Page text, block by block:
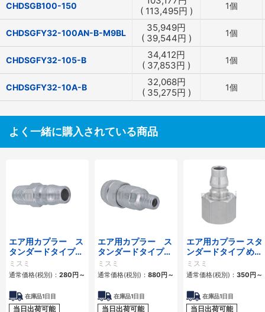
CHDSGB100-150
( 113,495円 ) 1個
CHDSGFY32-100AN-B-M9BL 35,949円
( 39,544円 ) 1個
CHDSGFY32-105-B 34,412円
( 37,853円 ) 1個
CHDSGFY32-10A-B 32,068円
( 35,275円 ) 1個
よく一緒に購入されている商品
エア用カプラー ス
タンダードタイプ
おねじプラグ
ミスミ
通常価格(税別)： 280 円 ～
在庫品1日目
当日出荷可能
エア用カプラー ス
タンダードタイプ
おねじソケット
ミスミ
通常価格(税別)： 880 円 ～
在庫品1日目
当日出荷可能
エア用カプラー スタ
ンダードタイプ めね
じプラグ
ミスミ
通常価格(税別)： 350 円 ～
在庫品1日目
当日出荷可能